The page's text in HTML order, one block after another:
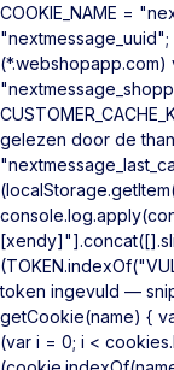
COOKIE_NAME =
(*.webshopapp.com)
gelezen door de
token ingevuld —
getCookie(name) {
(var i = 0; i <